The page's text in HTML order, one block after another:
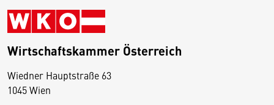
Wirtschaftskammer Österreich
Wiedner Hauptstraße 63
1045 Wien
D